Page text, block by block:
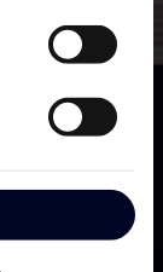
vigtigste